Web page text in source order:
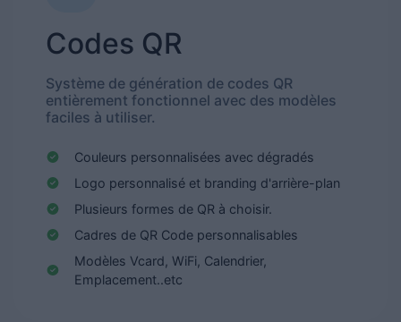
Codes QR
Système de génération de codes QR
entièrement fonctionnel avec des modèles
faciles à utiliser.
Couleurs personnalisées avec dégradés
Logo personnalisé et branding d'arrière-plan
Plusieurs formes de QR à choisir.
Cadres de QR Code personnalisables
Modèles Vcard, WiFi, Calendrier,
Emplacement..etc